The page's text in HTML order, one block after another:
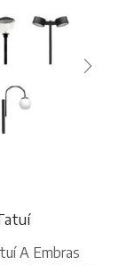
A Embras